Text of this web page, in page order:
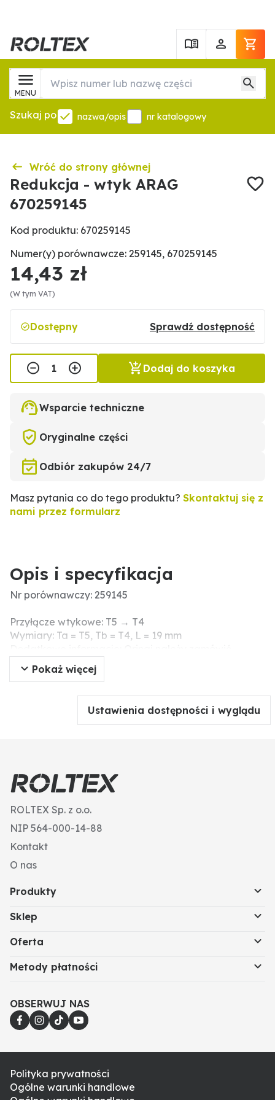
MENU
Szukaj po nazwa/opis nr katalogowy
Wróć do strony głównej
Redukcja - wtyk ARAG
670259145
Kod produktu: 670259145
Numer(y) porównawcze: 259145, 670259145
14,43 zł
(W tym VAT)
Dostępny Sprawdź dostępność
Dodaj do koszyka
Wsparcie techniczne
Oryginalne części
Odbiór zakupów 24/7
Masz pytania co do tego produktu? Skontaktuj się z
nami przez formularz
Opis i specyfikacja
Nr porównawczy: 259145
Przyłącze wtykowe: T5 → T4
Wymiary: Ta = T5, Tb = T4, L = 19 mm
osobno!
Pokaż więcej
Ustawienia dostępności i wyglądu
ROLTEX Sp. z o.o.
NIP 564-000-14-88
Kontakt
O nas
Produkty
Sklep
Oferta
Metody płatności
OBSERWUJ NAS
Polityka prywatności
Ogólne warunki handlowe